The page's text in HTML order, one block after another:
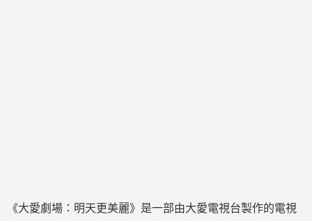
《大愛劇場：明天更美麗》是一部由大愛電視台製作的電視